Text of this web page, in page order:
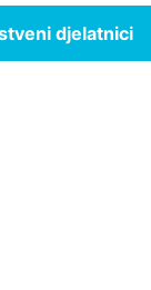
djelatnici